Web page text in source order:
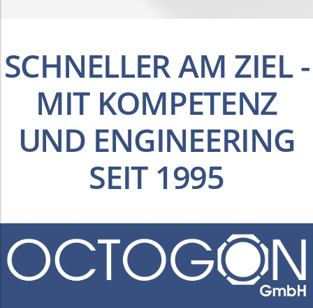
SCHNELLER AM ZIEL -
MIT KOMPETENZ
UND ENGINEERING
SEIT 1995